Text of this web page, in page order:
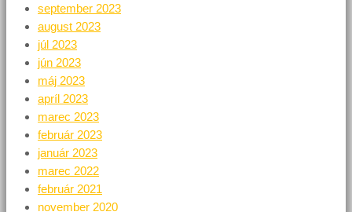
september 2023
august 2023
júl 2023
jún 2023
máj 2023
apríl 2023
marec 2023
február 2023
január 2023
marec 2022
február 2021
november 2020